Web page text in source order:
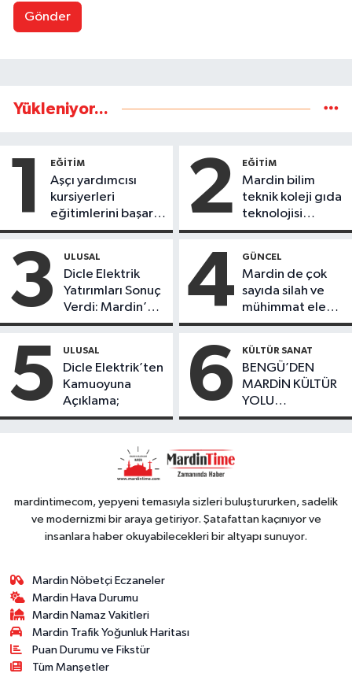
Gönder
Yükleniyor...
1 EĞİTİM
Aşçı yardımcısı
kursiyerleri
eğitimlerini başarı
ile tamamladı
2 EĞİTİM
Mardin bilim
teknik koleji gıda
teknolojisi
öğrencileri
ürünlerini satarak
köydeki
çoçuklara kitap
desteğinde
bulundu
3 ULUSAL
Dicle Elektrik
Yatırımları Sonuç
Verdi: Mardin’de
Kayıp Kaçak
Düşüş
4 GÜNCEL
Mardin de çok
sayıda silah ve
mühimmat ele
geçirildi
5 ULUSAL
Dicle Elektrik’ten
Kamuoyuna
Açıklama;
6 KÜLTÜR SANAT
BENGÜ’DEN
MARDİN KÜLTÜR
YOLU
FESTIVALİ’NDE
mardintimecom, yepyeni temasıyla sizleri buluştururken, sadelik
ve modernizmi bir araya getiriyor. Şatafattan kaçınıyor ve
insanlara haber okuyabilecekleri bir altyapı sunuyor.
Mardin Nöbetçi Eczaneler
Mardin Hava Durumu
Mardin Namaz Vakitleri
Mardin Trafik Yoğunluk Haritası
Puan Durumu ve Fikstür
Tüm Manşetler